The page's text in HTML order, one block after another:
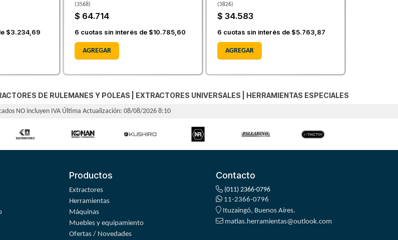
$3.234,69
(3568)
$ 64.714
6 cuotas sin interés de $10.785,60
AGREGAR
(3826)
$ 34.583
6 cuotas sin interés de $5.763,87
AGREGAR
DE RULEMANES Y POLEAS EXTRACTORES UNIVERSALES HERRAMIENTAS ESPECIALES
NO incluyen IVA Última Actualización: 08/08/2026 8:10
Productos
Extractores
Herramientas
Máquinas
Muebles y equipamiento
Ofertas / Novedades
Contacto
(011) 2366-0796
11-2366-0796
Ituzaingó, Buenos Aires.
matias.herramientas@outlook.com